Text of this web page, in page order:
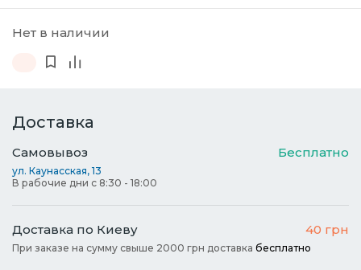
Нет в наличии
Доставка
Самовывоз Бесплатно
ул. Каунасская, 13
В рабочие дни с 8:30 - 18:00
Доставка по Киеву 40 грн
При заказе на сумму свыше 2000 грн доставка бесплатно